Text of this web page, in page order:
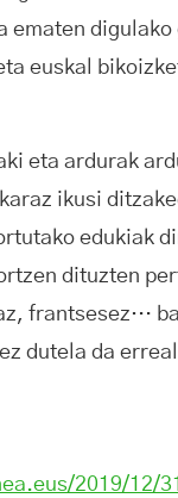
ematen
euskal
eta ardurak
ikusi
edukiak
dituzten
frantsesez…
dutela da
2019/12/